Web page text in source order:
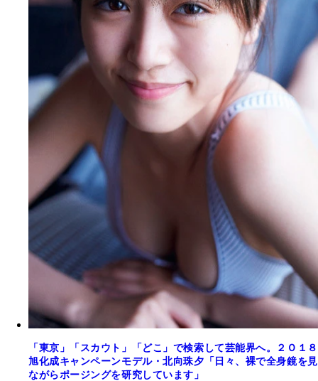
「東京」「スカウト」「どこ」で検索して芸能界へ。２Ｏ１８
旭化成キャンペーンモデル・北向珠夕「日々、裸で全身鏡を見
ながらポージングを研究しています」